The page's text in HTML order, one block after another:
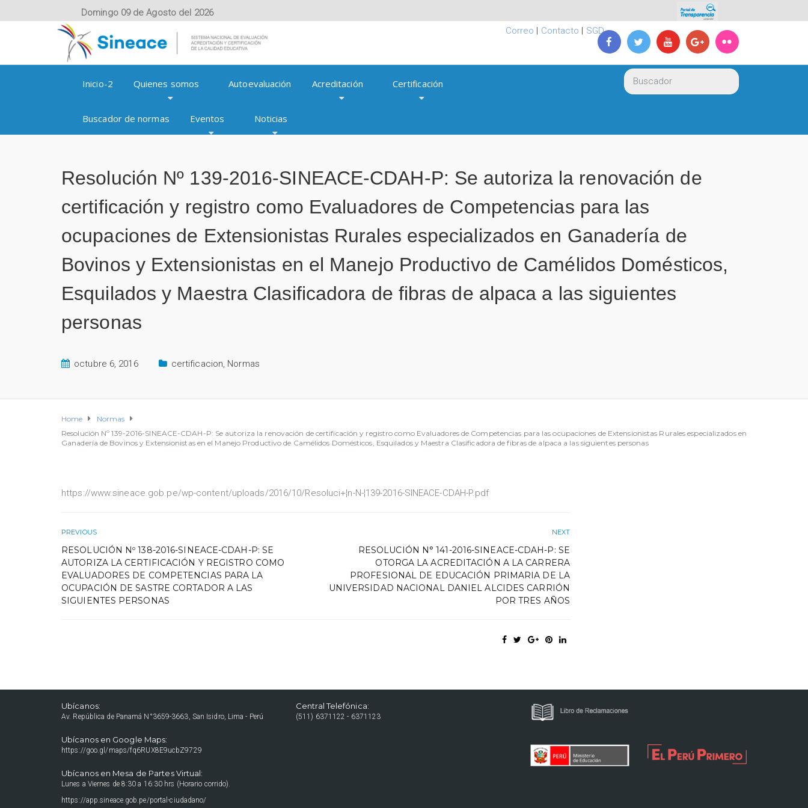
Domingo 09 de Agosto del 2026
Correo | Contacto | SGD
Inicio-2 Quienes somos Autoevaluación Acreditación Certificación
Buscador de normas Eventos Noticias
Resolución Nº 139-2016-SINEACE-CDAH-P: Se autoriza la renovación de
certificación y registro como Evaluadores de Competencias para las
ocupaciones de Extensionistas Rurales especializados en Ganadería de
Bovinos y Extensionistas en el Manejo Productivo de Camélidos Domésticos,
Esquilados y Maestra Clasificadora de fibras de alpaca a las siguientes
personas
octubre 6, 2016 certificacion, Normas
Home
Normas
Resolución Nº 139-2016-SINEACE-CDAH-P: Se autoriza la renovación de certificación y registro como Evaluadores de Competencias para las ocupaciones de Extensionistas Rurales especializados en
Ganadería de Bovinos y Extensionistas en el Manejo Productivo de Camélidos Domésticos, Esquilados y Maestra Clasificadora de fibras de alpaca a las siguientes personas
https://www.sineace.gob.pe/wp-content/uploads/2016/10/Resoluci+¦n-N-¦139-2016-SINEACE-CDAH-P.pdf
PREVIOUS
RESOLUCIÓN Nº 138-2016-SINEACE-CDAH-P: SE
AUTORIZA LA CERTIFICACIÓN Y REGISTRO COMO
EVALUADORES DE COMPETENCIAS PARA LA
OCUPACIÓN DE SASTRE CORTADOR A LAS
SIGUIENTES PERSONAS
NEXT
RESOLUCIÓN N° 141-2016-SINEACE-CDAH-P: SE
OTORGA LA ACREDITACIÓN A LA CARRERA
PROFESIONAL DE EDUCACIÓN PRIMARIA DE LA
UNIVERSIDAD NACIONAL DANIEL ALCIDES CARRIÓN
POR TRES AÑOS
Ubícanos:
Av. República de Panamá N°3659-3663, San Isidro, Lima - Perú
Ubícanos en Google Maps:
https://goo.gl/maps/fq6RUX8E9ucbZ9729
Ubícanos en Mesa de Partes Virtual:
Lunes a Viernes de 8:30 a 16:30 hrs (Horario corrido).
https://app.sineace.gob.pe/portal-ciudadano/
Central Telefónica:
(511) 6371122 - 6371123